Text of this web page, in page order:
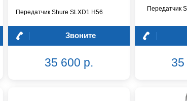
Передатчик Shure SLXD1 H56
Звоните
35 600 р.
Передатчик
35